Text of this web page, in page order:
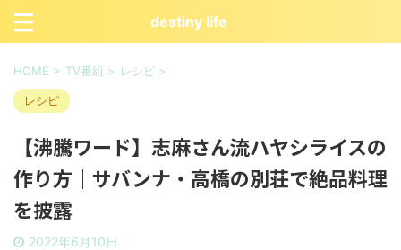
destiny life
HOME > TV番組 > レシピ >
レシピ
【沸騰ワード】志麻さん流ハヤシライスの
作り方｜サバンナ・高橋の別荘で絶品料理
を披露
2022年6月10日